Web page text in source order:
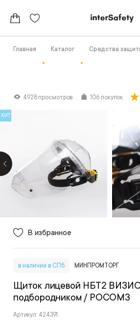
Главная Каталог Средства
4928 просмотров 106 покупок
ХИТ
В избранное
в наличии в СПб МИНПРОМТОРГ
Щиток лицевой НБТ2
подбородником / РОСОМЗ
Артикул: 424391